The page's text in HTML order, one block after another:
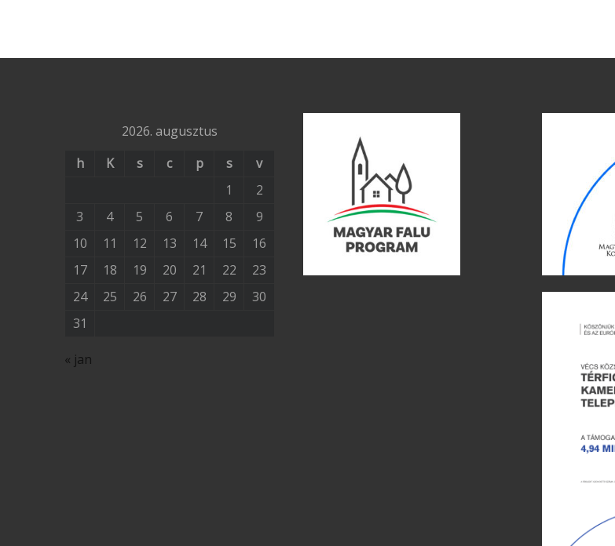
2026. augusztus
h
K s c p s
v
1
2
3
4 5 6 7 8
9
10
11 12 13 14 15
16
17
18 19 20 21 22
23
24
25 26 27 28 29
30
31
« jan